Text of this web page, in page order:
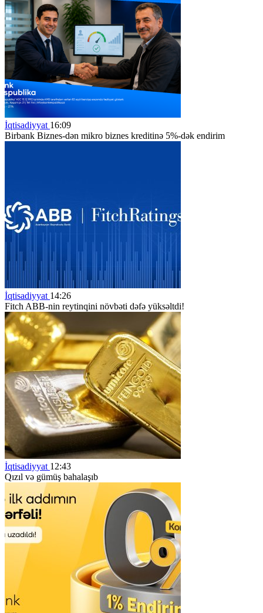
İqtisadiyyat 16:09
Birbank Biznes-dən mikro biznes kreditinə 5%-dək endirim
İqtisadiyyat 14:26
Fitch ABB-nin reytinqini növbəti dəfə yüksəltdi!
İqtisadiyyat 12:43
Qızıl və gümüş bahalaşıb